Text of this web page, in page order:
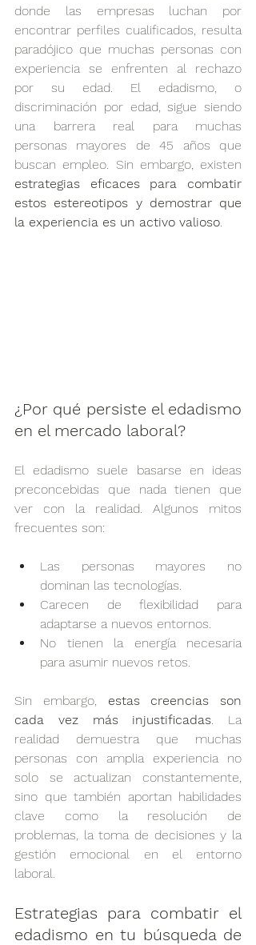
donde las empresas luchan por
encontrar perfiles cualificados, resulta
paradójico que muchas personas con
experiencia se enfrenten al rechazo
por su edad. El edadismo, o
discriminación por edad, sigue siendo
una barrera real para muchas
personas mayores de 45 años que
estrategias eficaces para combatir
estos estereotipos y demostrar que
la experiencia es un activo valioso.
¿Por qué persiste el edadismo
en el mercado laboral?
El edadismo suele basarse en ideas
preconcebidas que nada tienen que
ver con la realidad. Algunos mitos
frecuentes son:
Las personas mayores no
dominan las tecnologías.
Carecen de flexibilidad para
adaptarse a nuevos entornos.
No tienen la energía necesaria
para asumir nuevos retos.
Sin embargo, estas creencias son
cada vez más injustificadas . La
realidad demuestra que muchas
personas con amplia experiencia no
solo se actualizan constantemente,
sino que también aportan habilidades
clave como la resolución de
problemas, la toma de decisiones y la
gestión emocional en el entorno
laboral.
Estrategias para combatir el
edadismo en tu búsqueda de